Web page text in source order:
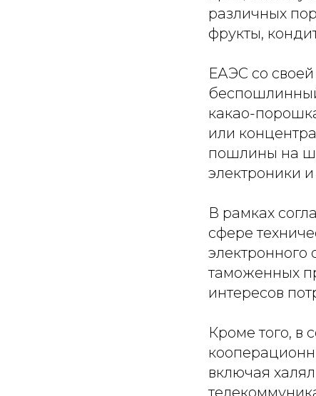
различных
фрукты,
ЕАЭС со своей
какао-
или
пошлины на
электроники
В рамках
сфере
таможенных
интересов
Кроме того, в
включая